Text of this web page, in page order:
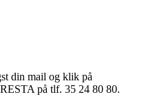
din mail og klik på
på tlf. 35 24 80 80.